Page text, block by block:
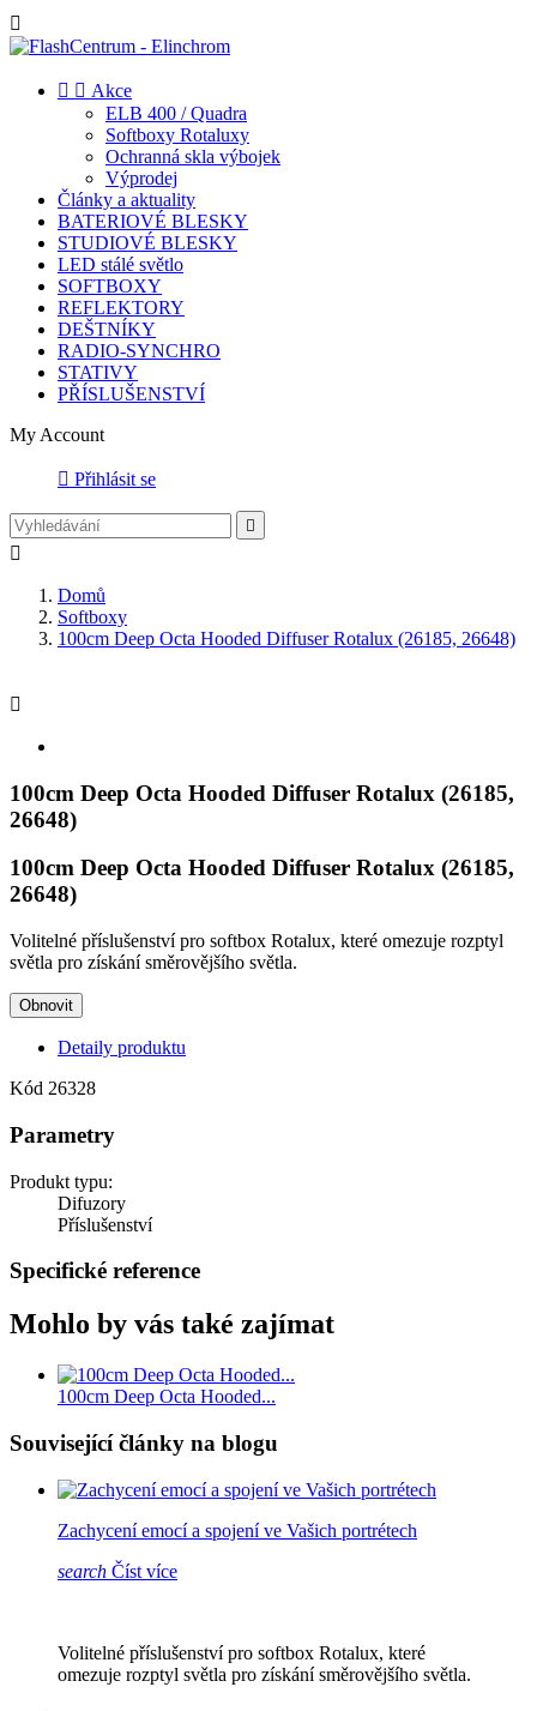

  Akce
ELB 400 / Quadra
Softboxy Rotaluxy
Ochranná skla výbojek
Výprodej
Články a aktuality
BATERIOVÉ BLESKY
STUDIOVÉ BLESKY
LED stálé světlo
SOFTBOXY
REFLEKTORY
DEŠTNÍKY
RADIO-SYNCHRO
STATIVY
PŘÍSLUŠENSTVÍ
My Account
 Přihlásit se


Domů
Softboxy
100cm Deep Octa Hooded Diffuser Rotalux (26185, 26648)

100cm Deep Octa Hooded Diffuser Rotalux (26185,
26648)
100cm Deep Octa Hooded Diffuser Rotalux (26185,
26648)
Volitelné příslušenství pro softbox Rotalux, které omezuje rozptyl
světla pro získání směrovějšího světla.
Detaily produktu
Kód 26328
Parametry
Produkt typu:
Difuzory
Příslušenství
Specifické reference
Mohlo by vás také zajímat
100cm Deep Octa Hooded...
Související články na blogu
Zachycení emocí a spojení ve Vašich portrétech
search Číst více
Volitelné příslušenství pro softbox Rotalux, které
omezuje rozptyl světla pro získání směrovějšího světla.